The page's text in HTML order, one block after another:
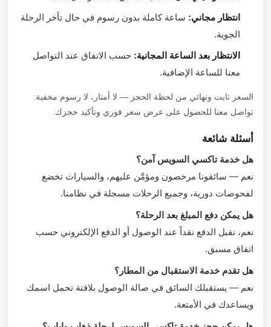
انتظار مجاني:ساعة كاملة بدون رسوم في حال تأخر الرحلة
الجوية.
الانتظار بعد الساعة المجانية:حسب الاتفاق عند التواصل
معنا للساعة الإضافية.
السعر ثابت ونهائي من لحظة الحجز — لا أمتار، لا رسوم مخفية.
تواصل معنا للحصول على عرض سعر فوري وتأكيد حجزك.
أسئلة شائعة
هل خدمة تاكسي السويس آمن؟
نعم — سائقونا مرخصون ومؤمَّن عليهم، والسيارات تخضع
لفحوصات دورية، وجميع الرحلات مسجلة في نظامنا.
هل يمكن دفع المبلغ بعد الرحلة؟
نعم، نقبل الدفع نقداً عند الوصول أو الدفع الإلكتروني حسب
اتفاق مسبق.
هل تقدم خدمة الاستقبال من المطار؟
نعم — يستقبلك السائق في صالة الوصول بلافتة تحمل اسمك
ويساعدك في الأمتعة.